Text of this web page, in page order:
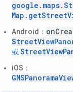
Android ：
或
iOS ：
GMSPanoramaView